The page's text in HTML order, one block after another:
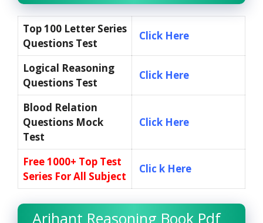
Top 100 Letter Series
Questions Test
Click Here
Logical Reasoning
Questions Test
Click Here
Blood Relation
Questions Mock
Test
Click Here
Free 1000+ Top Test
Series For All Subject
Clic k Here
Arihant Reasoning Book Pdf